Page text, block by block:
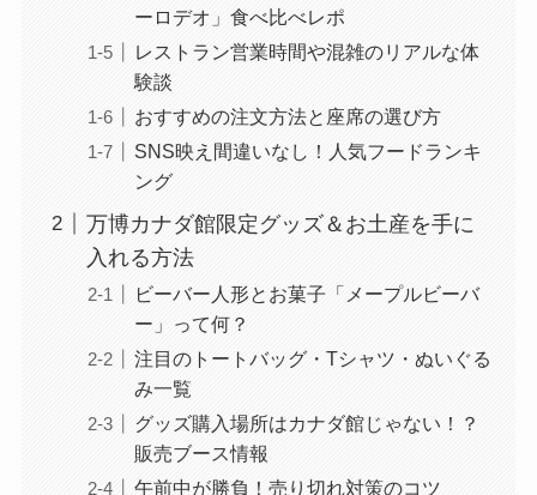
ーロデオ」食べ比べレポ
レストラン営業時間や混雑のリアルな体
験談
おすすめの注文方法と座席の選び方
SNS映え間違いなし！人気フードランキ
ング
万博カナダ館限定グッズ＆お土産を手に
入れる方法
ビーバー人形とお菓子「メープルビーバ
ー」って何？
注目のトートバッグ・Tシャツ・ぬいぐる
み一覧
グッズ購入場所はカナダ館じゃない！？
販売ブース情報
午前中が勝負！売り切れ対策のコツ